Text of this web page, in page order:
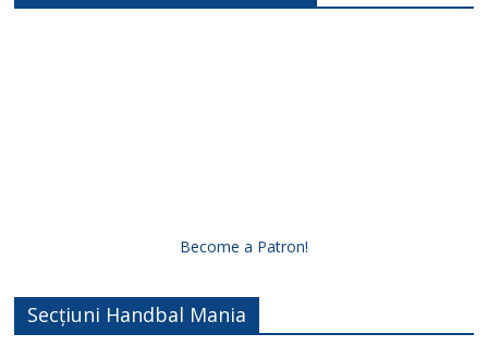
Become a Patron!
Secțiuni Handbal Mania